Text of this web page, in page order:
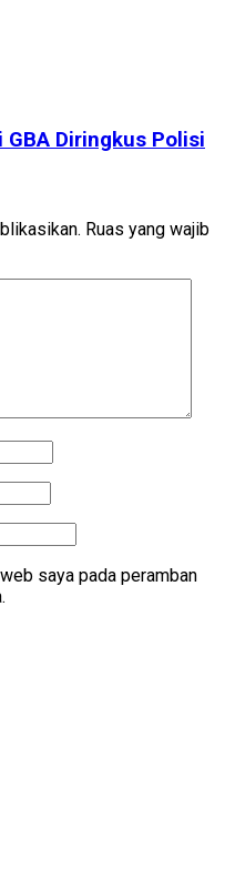
GBA Diringkus Polisi
Ruas yang wajib
saya pada peramban